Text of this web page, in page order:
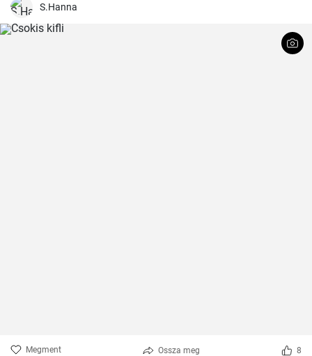
S.Hanna
Megment Ossza meg 8